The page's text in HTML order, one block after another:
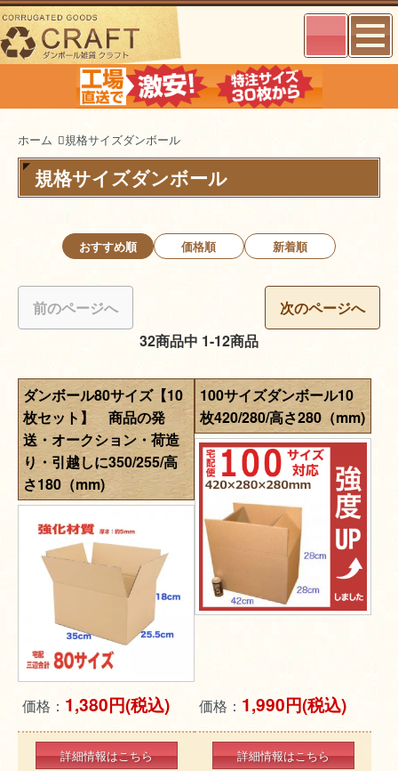
ホーム 規格サイズダンボール
規格サイズダンボール
おすすめ順 価格順 新着順
前のページへ
32商品中 1-12商品
次のページへ
ダンボール80サイズ【10
枚セット】 商品の発
送・オークション・荷造
り・引越しに350/255/高
さ180（mm)
価格： 1,380円(税込)
詳細情報はこちら
100サイズダンボール10
枚420/280/高さ280（mm)
価格： 1,990円(税込)
詳細情報はこちら